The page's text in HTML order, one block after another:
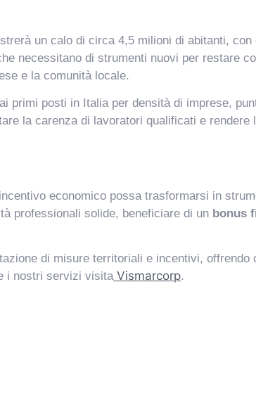
un calo di circa 4,5 milioni di abitanti,
necessitano di strumenti nuovi per restare
e la comunità locale.
primi posti in Italia per densità di imprese,
la carenza di lavoratori qualificati e
economico possa trasformarsi in
professionali solide, beneficiare di un bonus
di misure territoriali e incentivi,
i nostri servizi visita Vismarcorp.